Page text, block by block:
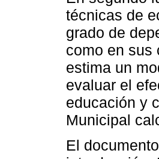
técnicas de
grado de
como en sus
estima un
evaluar el
educación y
Municipal
El